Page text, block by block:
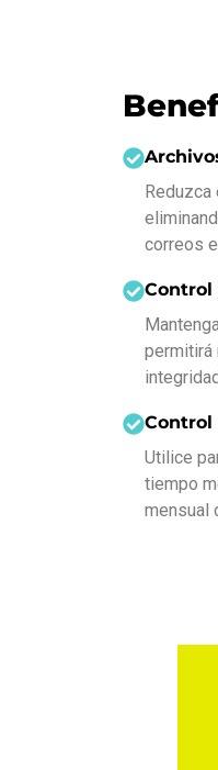
Reduzca
correos
Control
permitirá
Control
Utilice
tiempo
mensual